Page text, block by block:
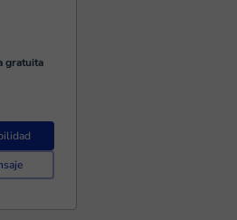
gratuita